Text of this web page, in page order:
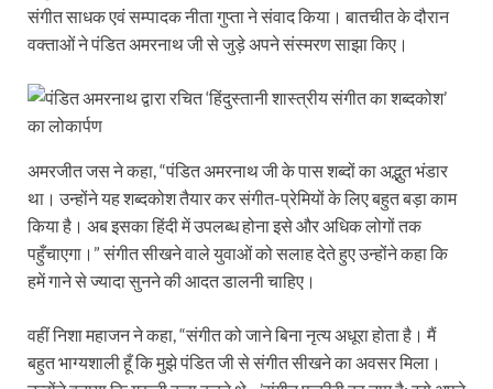
संगीत साधक एवं सम्पादक नीता गुप्ता ने संवाद किया। बातचीत के दौरान
वक्ताओं ने पंडित अमरनाथ जी से जुड़े अपने संस्मरण साझा किए।
अमरजीत जस ने कहा, “पंडित अमरनाथ जी के पास शब्दों का अद्भुत भंडार
था। उन्होंने यह शब्दकोश तैयार कर संगीत-प्रेमियों के लिए बहुत बड़ा काम
किया है। अब इसका हिंदी में उपलब्ध होना इसे और अधिक लोगों तक
पहुँचाएगा।” संगीत सीखने वाले युवाओं को सलाह देते हुए उन्होंने कहा कि
हमें गाने से ज्यादा सुनने की आदत डालनी चाहिए।
वहीं निशा महाजन ने कहा, “संगीत को जाने बिना नृत्य अधूरा होता है। मैं
बहुत भाग्यशाली हूँ कि मुझे पंडित जी से संगीत सीखने का अवसर मिला।